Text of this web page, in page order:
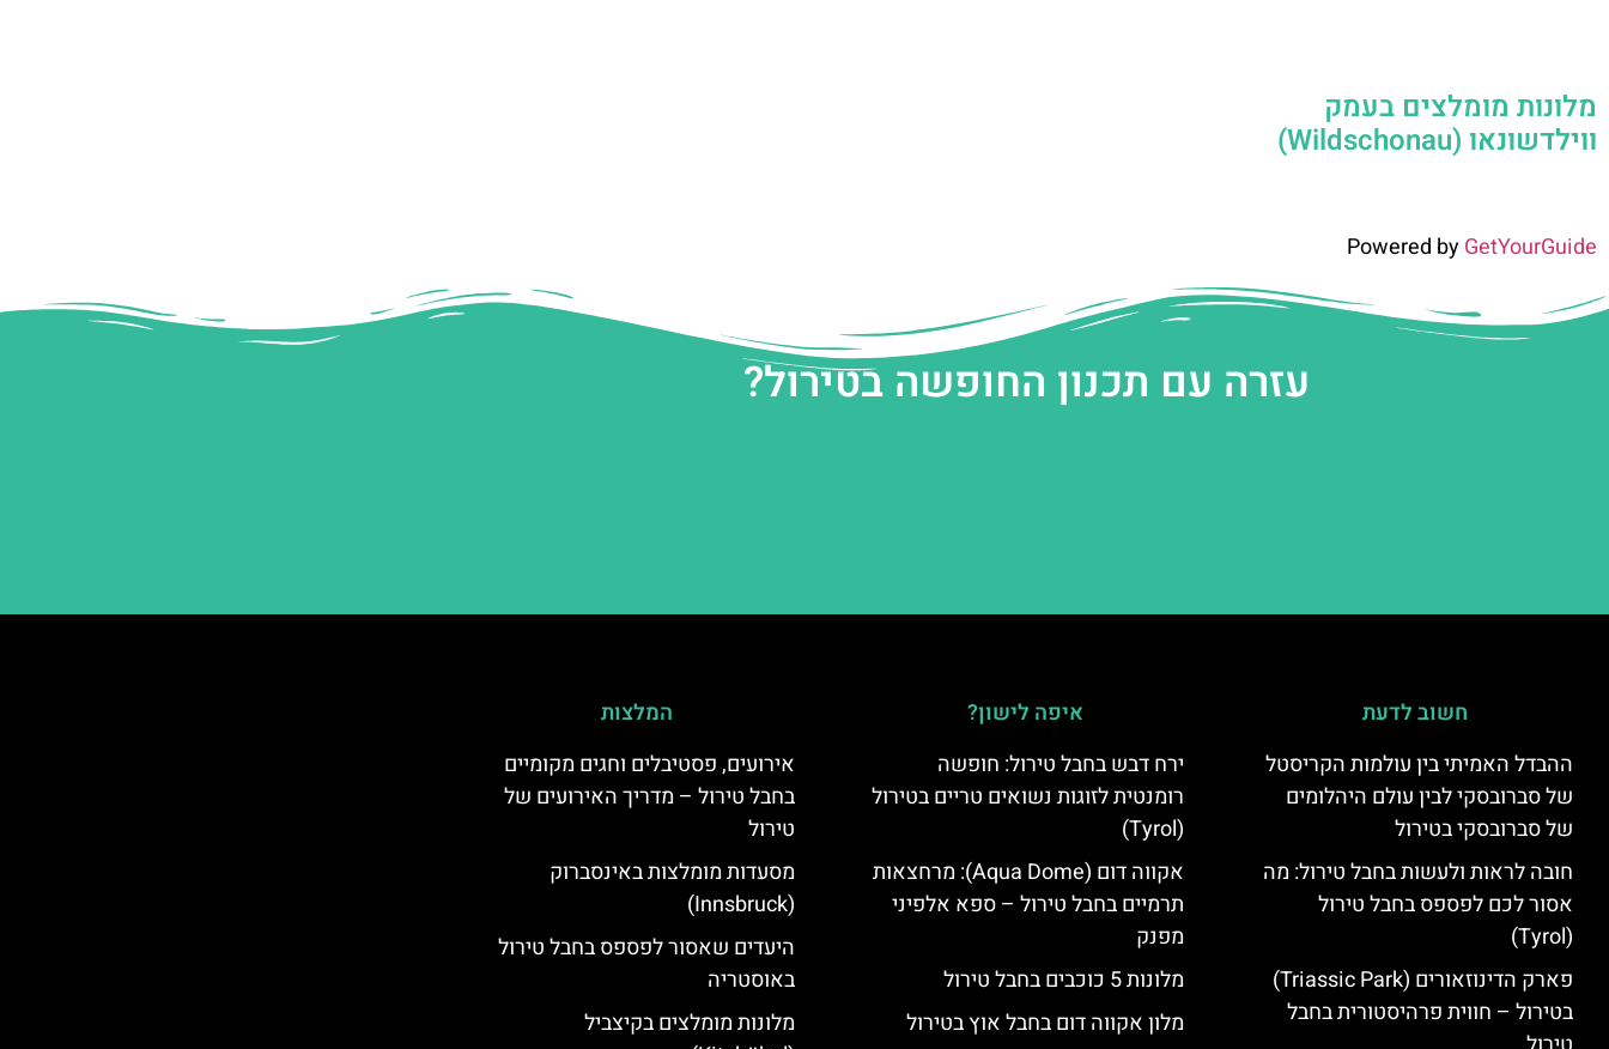
מלונות מומלצים בעמק
ווילדשונאו (Wildschonau)
Powered byGetYourGuide
עזרה עם תכנון החופשה בטירול?
חשוב לדעת
ההבדל האמיתי בין עולמות הקריסטל
של סברובסקי לבין עולם היהלומים
של סברובסקי בטירול
חובה לראות ולעשות בחבל טירול: מה
אסור לכם לפספס בחבל טירול
(Tyrol)
פארק הדינוזאורים (Triassic Park)
בטירול – חווית פרהיסטורית בחבל
איפה לישון?
ירח דבש בחבל טירול: חופשה
רומנטית לזוגות נשואים טריים בטירול
(Tyrol)
אקווה דום (Aqua Dome): מרחצאות
תרמיים בחבל טירול – ספא אלפיני
מפנק
מלונות 5 כוכבים בחבל טירול
מלון אקווה דום בחבל אוץ בטירול
המלצות
אירועים, פסטיבלים וחגים מקומיים
בחבל טירול – מדריך האירועים של
טירול
מסעדות מומלצות באינסברוק
(Innsbruck)
היעדים שאסור לפספס בחבל טירול
באוסטריה
מלונות מומלצים בקיצביל